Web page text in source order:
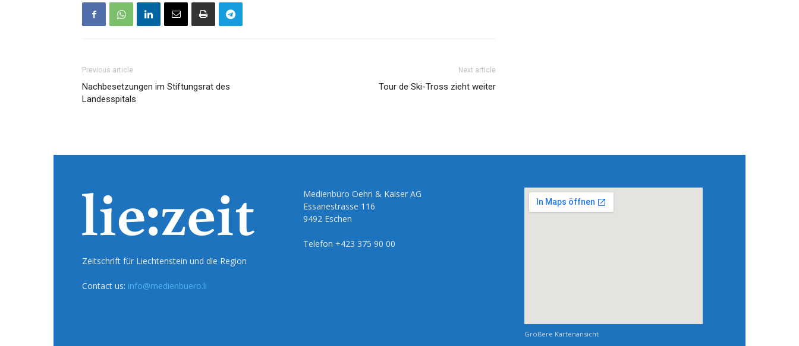
Previous article
Nachbesetzungen im Stiftungsrat des
Landesspitals
Next article
Tour de Ski-Tross zieht weiter
Zeitschrift für Liechtenstein und die Region
Contact us: info@medienbuero.li
Medienbüro Oehri & Kaiser AG
Essanestrasse 116
9492 Eschen
Telefon +423 375 90 00
Größere Kartenansicht